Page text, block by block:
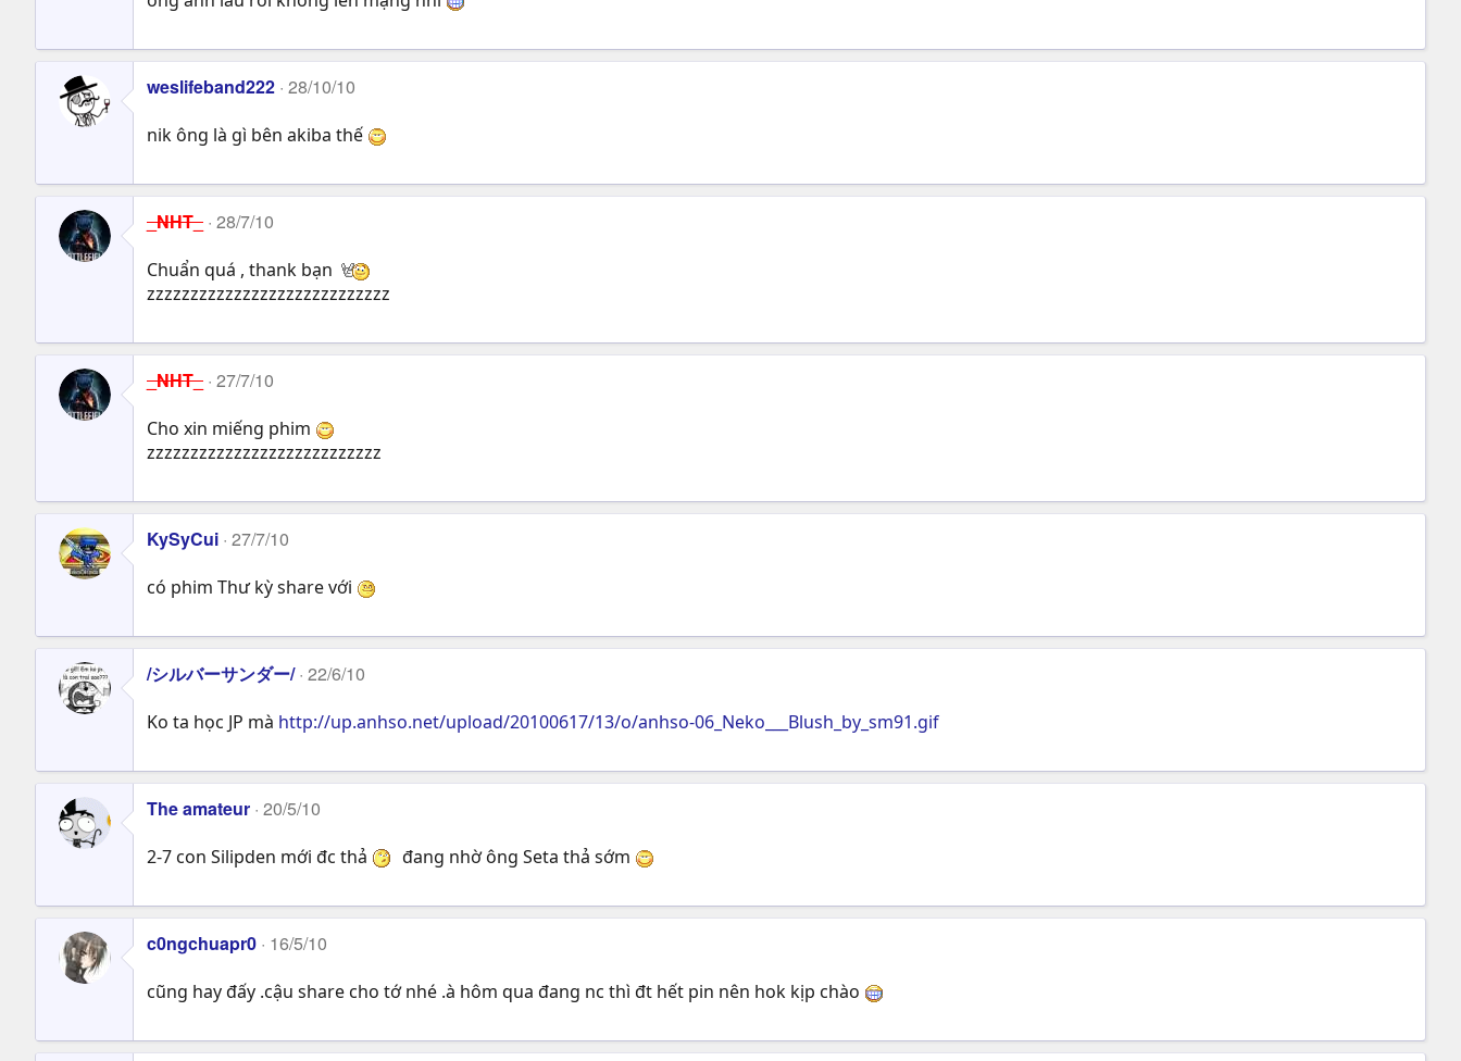
weslifeband222 28/10/10
nik ông là gì bên akiba thế
_NHT_ 28/7/10
Chuẩn quá , thank bạn
zzzzzzzzzzzzzzzzzzzzzzzzzzzz
_NHT_ 27/7/10
Cho xin miếng phim
zzzzzzzzzzzzzzzzzzzzzzzzzzz
KySyCui 27/7/10
có phim Thư kỳ share với
/シルバーサンダー/ 22/6/10
Ko ta học JP mà http://up.anhso.net/upload/20100617/13/o/anhso-06_Neko___Blush_by_sm91.gif
The amateur 20/5/10
2-7 con Silipden mới đc thả đang nhờ ông Seta thả sớm
c0ngchuapr0 16/5/10
cũng hay đấy .cậu share cho tớ nhé .à hôm qua đang nc thì đt hết pin nên hok kịp chào